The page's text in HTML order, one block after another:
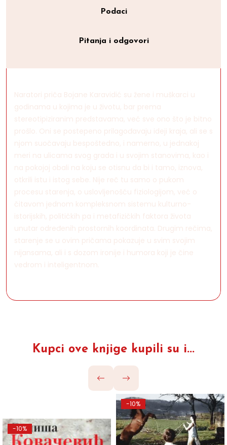
Podaci
Pitanja i odgovori
Naratori priča Bojane Karavidić su žene i muškarci u
godinama u kojima je u životu, bar prema
stereotipiziranim predstavama, već sve ono što je bitno
prošlo. Oni se postepeno prilagođavaju ideji kraja, ali se s
njom suočavaju bespoštedno, i namerno, u jednakoj
meri na ulicama svog grada i u svojim stanovima, kao i
na pokojoj obali na koju se otisnu da bi i tamo, iznova,
otkrili istu i istog sebe. Nije reč tu samo o pukom
procesu starenja, o uslovljenošću fiziologijom, već o
čitavom jednom kompleksnom sistemu kulturno-
istorijskih, političkih pa i metafizičkih faktora života
unutar određenih prostornih koordinata. Drugim rečima,
starenje se u ovim pričama pokazuje u svim svojim
nijansama, ali i s dozom ironije i humora koji je čine
vedrom i inteligentnom.
Kupci ove knjige kupili su i...
-10%
-10%